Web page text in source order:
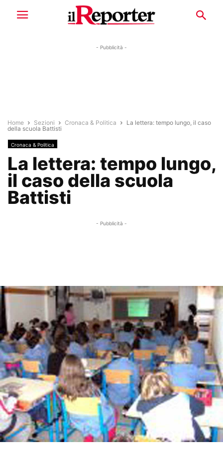
- Pubblicità -
Home Sezioni Cronaca & Politica
La lettera: tempo lungo, il caso
della scuola Battisti
Cronaca & Politica
La lettera: tempo lungo,
il caso della scuola
Battisti
- Pubblicità -